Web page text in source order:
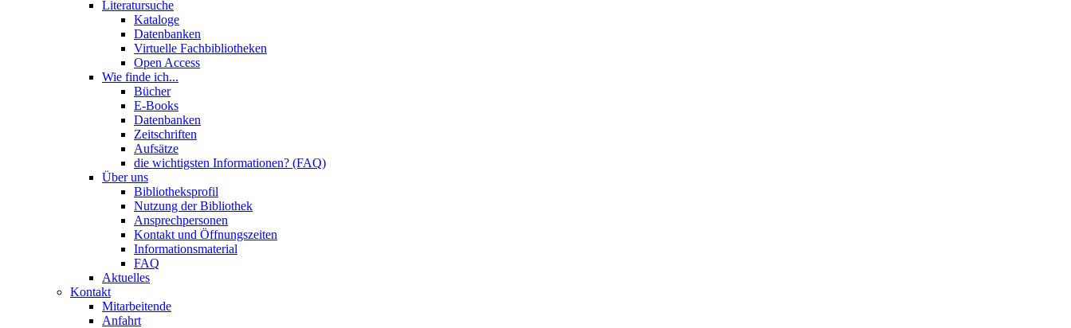
Literatursuche
Kataloge
Datenbanken
Virtuelle Fachbibliotheken
Open Access
Wie finde ich...
Bücher
E-Books
Datenbanken
Zeitschriften
Aufsätze
die wichtigsten Informationen? (FAQ)
Über uns
Bibliotheksprofil
Nutzung der Bibliothek
Ansprechpersonen
Kontakt und Öffnungszeiten
Informationsmaterial
FAQ
Aktuelles
Kontakt
Mitarbeitende
Anfahrt